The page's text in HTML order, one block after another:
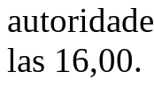
las 16,00.